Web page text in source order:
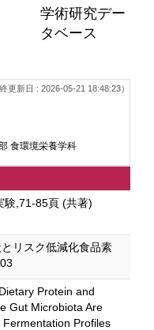
学術研究デー
タベース
終更新日 : 2026-05-21 18:48:23）
食環境栄養学科
験,71-85頁 (共著)
リスク低減化食品素
Protein and
Gut Microbiota Are
Profiles